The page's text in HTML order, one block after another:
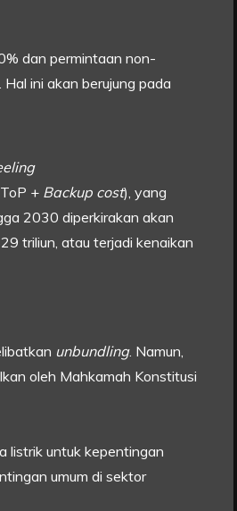
dan permintaan non-
ini akan berujung pada
+ Backup cost), yang
2030 diperkirakan akan
triliun, atau terjadi kenaikan
unbundling. Namun,
oleh Mahkamah Konstitusi
listrik untuk kepentingan
umum di sektor